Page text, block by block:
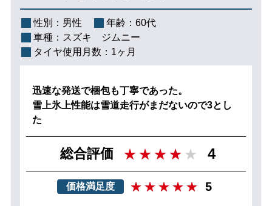
性別： 男性 年齢： 60代
車種： スズキ ジムニー
タイヤ使用月数： 1ヶ月
迅速な発送で梱包も丁寧であった。
雪上氷上性能は雪道走行がまだないので3とし
た
総合評価 4
価格満足度 5